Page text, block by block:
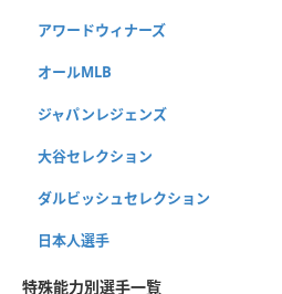
アワードウィナーズ
オールMLB
ジャパンレジェンズ
大谷セレクション
ダルビッシュセレクション
日本人選手
特殊能力別選手一覧